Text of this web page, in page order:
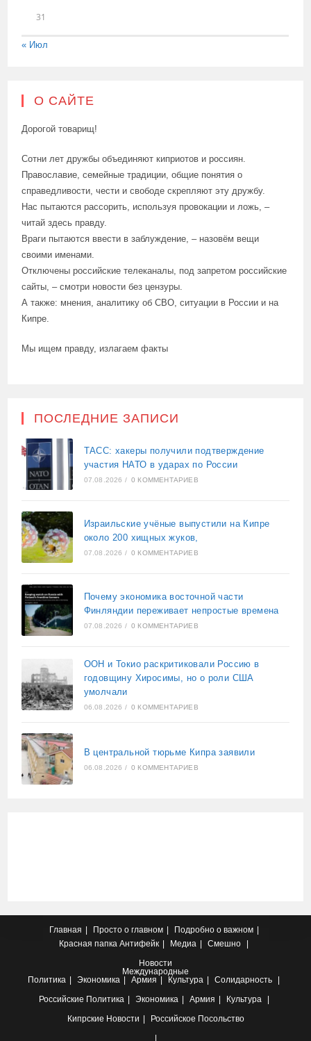
31
« Июл
О САЙТЕ
Дорогой товарищ!
Сотни лет дружбы объединяют киприотов и россиян.
Православие, семейные традиции, общие понятия о
справедливости, чести и свободе скрепляют эту дружбу.
Нас пытаются рассорить, используя провокации и ложь, –
читай здесь правду.
Враги пытаются ввести в заблуждение, – назовём вещи
своими именами.
Отключены российские телеканалы, под запретом российские
сайты, – смотри новости без цензуры.
А также: мнения, аналитику об СВО, ситуации в России и на
Кипре.
Мы ищем правду, излагаем факты
ПОСЛЕДНИЕ ЗАПИСИ
ТАСС: хакеры получили подтверждение
участия НАТО в ударах по России
07.08.2026 / 0 КОММЕНТАРИЕВ
Израильские учёные выпустили на Кипре
около 200 хищных жуков,
07.08.2026 / 0 КОММЕНТАРИЕВ
Почему экономика восточной части
Финляндии переживает непростые времена
07.08.2026 / 0 КОММЕНТАРИЕВ
ООН и Токио раскритиковали Россию в
годовщину Хиросимы, но о роли США
умолчали
06.08.2026 / 0 КОММЕНТАРИЕВ
В центральной тюрьме Кипра заявили
06.08.2026 / 0 КОММЕНТАРИЕВ
Главная Просто о главном
Подробно о важном
Красная папка Антифейк Медиа
Смешно
Новости
Международные
Политика
Экономика Армия Культура
Солидарность
Российские Политика Экономика Армия
Культура
Кипрские Новости Российское Посольство